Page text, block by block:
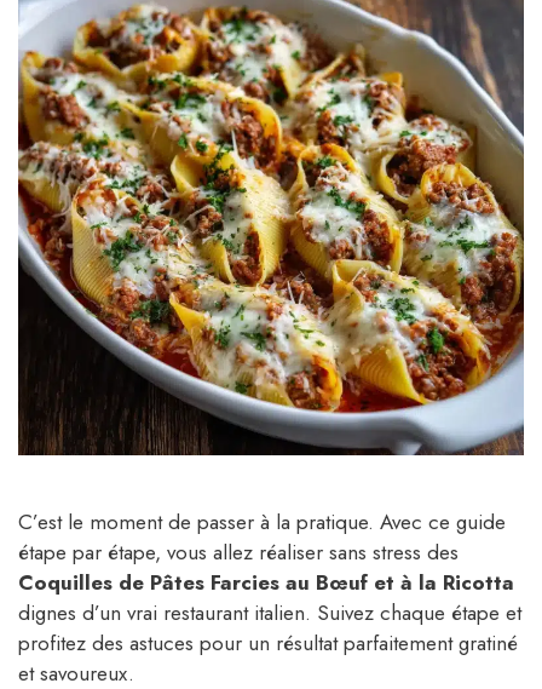
C’est le moment de passer à la pratique. Avec ce guide
étape par étape, vous allez réaliser sans stress des
Coquilles de Pâtes Farcies au Bœuf et à la Ricotta
dignes d’un vrai restaurant italien. Suivez chaque étape et
profitez des astuces pour un résultat parfaitement gratiné
et savoureux.